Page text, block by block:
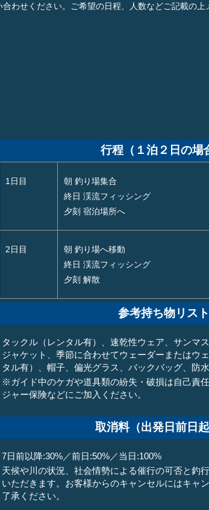
わせください。ご希望の日程、人数などご記載の上
行程（１泊２日の場
1日目
朝 釣り場集合
終日 渓流フィッシング
夕刻 宿泊場所へ
2日目
朝 釣り場へ移動
終日 渓流フィッシング
夕刻 解散
参考持ち物リスト
タックル（レンタル有）、速乾性ウェア、サンマ
ジャケット、季節に合わせてウェーダーまたはウ
タル有）、帽子、偏光グラス、バックバッグ、防
※ガイド中のケガや道具類の紛失・破損は自己責
ジャー保険などにご加入ください。
取消料（出発日前日起
7日前以降:30%／前日:50%／当日:100%
天候や川の状況、社会情勢による催行の可否と釣
いただきます。お客様からのキャンセルにはキャ
了承ください。